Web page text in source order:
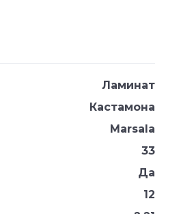
Ламинат
Кастамона
Marsala
33
Да
12